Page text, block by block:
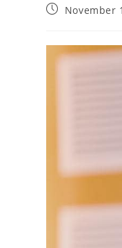
November